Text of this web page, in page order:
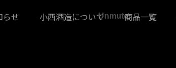
らせ 小西酒造について 商品一覧